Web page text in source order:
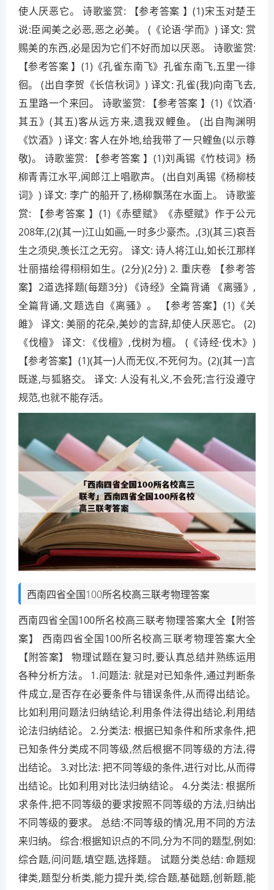
使人厌恶它。 诗歌鉴赏: 【参考答案 】(1)宋玉对楚王
说:臣闻美之必恶,恶之必美。 (《论语·学而》) 译文: 赏
赐美的东西,必是因为它们不好而加以厌恶。 诗歌鉴赏:
【参考答案 】(1)《孔雀东南飞》孔雀东南飞,五里一徘
徊。 (出自李贺《长信秋词》) 译文: 孔雀(我)向南飞去,
五里路一个来回。 诗歌鉴赏: 【参考答案 】(1)《饮酒·
其五》(其五)客从远方来,遗我双鲤鱼。 (出自陶渊明
《饮酒》) 译文: 客人在外地,给我带了一只鲤鱼(以示尊
敬)。 诗歌鉴赏: 【参考答案 】(1)刘禹锡《竹枝词》杨
柳青青江水平,闻郎江上唱歌声。 (出自刘禹锡《杨柳枝
词》) 译文: 李广的船开了,杨柳飘荡在水面上。 诗歌鉴
赏: 【参考答案 】(1)《赤壁赋》《赤壁赋》作于公元
208年,(2)(其一)江山如画,一时多少豪杰。,(3)(其三)哀吾
生之须臾,羡长江之无穷。 译文: 诗人将江山,如长江那样
壮丽描绘得栩栩如生。(2分)(2分) 2. 重庆卷 【参考答
案】2道选择题(每题3分) 《诗经》全篇背诵 《离骚》,
全篇背诵,文题选自《离骚》。 【参考答案】(1)《关
雎》 译文: 美丽的花朵,美妙的言辞,却使人厌恶它。 (2)
《伐檀》 译文: 《伐檀》,伐树为檀。 (《诗经·伐木》)
【参考答案】(1)(其一)人而无仪,不死何为。(2)(其一)言
既遂,与狐貉交。 译文: 人没有礼义,不会死;言行没遵守
规范,也就不能存活。
西南四省全国100所名校高三联考物理答案
西南四省全国100所名校高三联考物理答案大全【附答
案】 西南四省全国100所名校高三联考物理答案大全
【附答案】 物理试题在复习时,要认真总结并熟练运用
各种分析方法。 1.问题法: 就是对已知条件,通过判断条
件成立,是否存在必要条件与错误条件,从而得出结论。
比如利用问题法归纳结论,利用条件法得出结论,利用结
论法归纳结论。 2.分类法: 根据已知条件和所求条件,把
已知条件分类成不同等级,然后根据不同等级的方法,得
出结论。 3.对比法: 把不同等级的条件,进行对比,从而得
出结论。比如利用对比法归纳结论。 4.分类法: 根据所
求条件,把不同等级的要求按照不同等级的方法,归纳出
不同等级的要求。 总结:不同等级的情况,用不同的方法
来归纳。 综合:根据知识点的不同,分为不同的题型,例如:
综合题,问问题,填空题,选择题。 试题分类总结: 命题规
律类,题型分析类,能力提升类,综合题,基础题,创新题,能